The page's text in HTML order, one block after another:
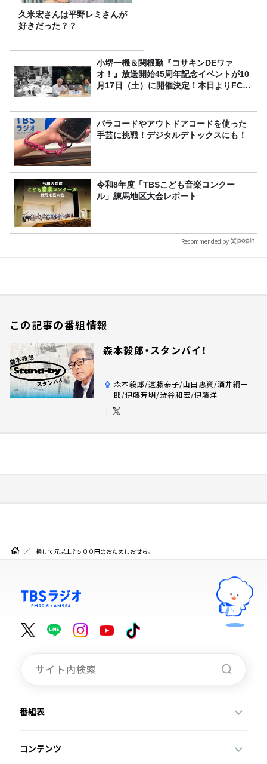
久米宏さんは平野レミさんが
好きだった？？
小堺一機＆関根勤『コサキンDEワァ
オ！』放送開始45周年記念イベントが10
月17日（土）に開催決定！本日よりFC先
パラコードやアウトドアコードを使った
手芸に挑戦！デジタルデトックスにも！
令和8年度「TBSこども音楽コンクー
ル」練馬地区大会レポート
Recommended by
この記事の番組情報
森本毅郎・スタンバイ！
森本毅郎/遠藤泰子/山田惠資/酒井綱一
郎/伊藤芳明/渋谷和宏/伊藤洋一
損して元以上？５００円のおためしおせち。
番組表
コンテンツ